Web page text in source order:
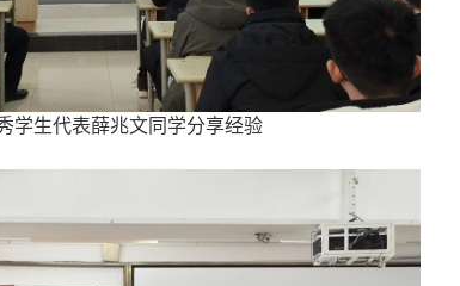
学生代表薛兆文同学分享经验